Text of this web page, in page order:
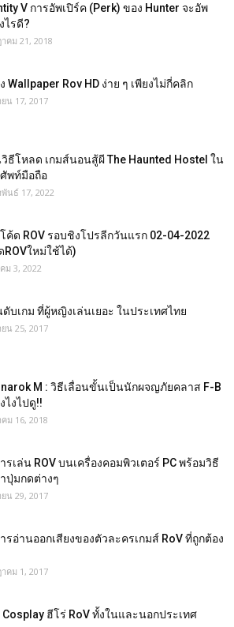
V การอัพเปิร์ค (Perk) ของ Hunter จะอัพ
ไรดี?
คม 21, 2018
Wallpaper Rov HD ง่าย ๆ เพียงไม่กี่คลิก
น 17, 2017
ธีโหลด เกมส์นอนสู้ผี The Haunted Hostel ใน
พท์มือถือ
นธ์ 17, 2022
ค้ด ROV รอบชิงโปรลีกวันแรก 02-04-2022
ROVใหม่ใช้ได้)
ม 3, 2022
ดับเกม ที่ผู้หญิงเล่นเยอะ ในประเทศไทย
น 25, 2017
M : วิธีเลื่อนขั้นเป็นนักผจญภัยคลาส F-B
ไงไปดู!!
ม 16, 2018
รเล่น ROV บนเครื่องคอมพิวเตอร์ PC พร้อมวิธี
ปุ่มกดต่างๆ
น 29, 2017
รอ่านออกเสียงของตัวละครเกมส์ RoV ที่ถูกต้อง
คม 1, 2017
Cosplay ฮีโร่ RoV ทั้งในและนอกประเทศ